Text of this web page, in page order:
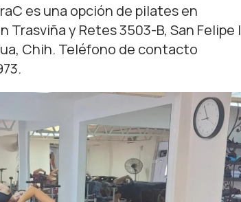
es una opción de pilates en
Trasviña y Retes 3503-B, San Felipe I
Chih. Teléfono de contacto